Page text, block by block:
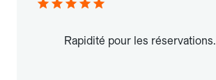
Rapidité pour les réservations.